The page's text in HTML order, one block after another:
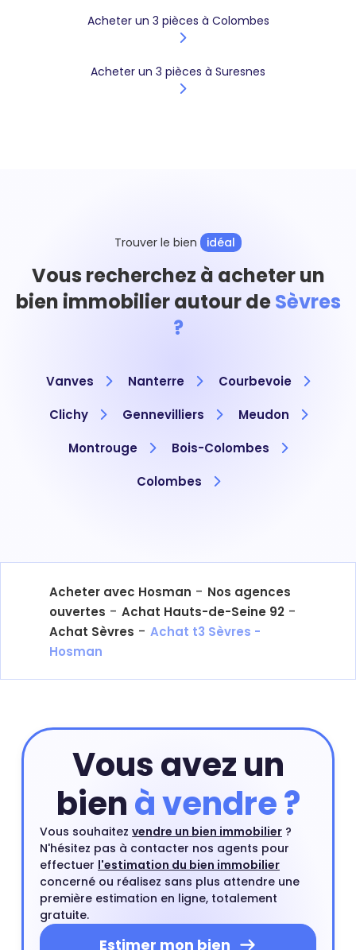
Acheter un 3 pièces à Colombes
Acheter un 3 pièces à Suresnes
Trouver le bien idéal
Vous recherchez à acheter un
bien immobilier autour deSèvres
?
Vanves Nanterre
Courbevoie
Clichy
Gennevilliers
Meudon
Montrouge
Bois-Colombes
Colombes
Acheter avec Hosman - Nos agences
ouvertes - Achat Hauts-de-Seine 92 -
Achat Sèvres - Achat t3 Sèvres -
Hosman
Vous avez un
bienà vendre ?
Vous souhaitez vendre un bien immobilier ?
N'hésitez pas à contacter nos agents pour
effectuer l'estimation du bien immobilier
concerné ou réalisez sans plus attendre une
première estimation en ligne, totalement
gratuite.
Estimer mon bien